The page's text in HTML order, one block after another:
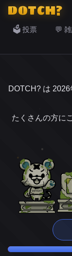
DOTCH?
🗳️ 投票 💬
DOTCH? は
たくさんの方に